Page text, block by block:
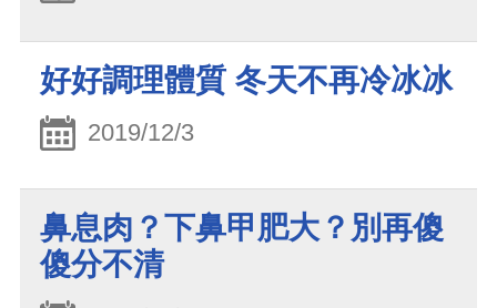
好好調理體質 冬天不再冷冰冰
2019/12/3
鼻息肉？下鼻甲肥大？別再傻
傻分不清